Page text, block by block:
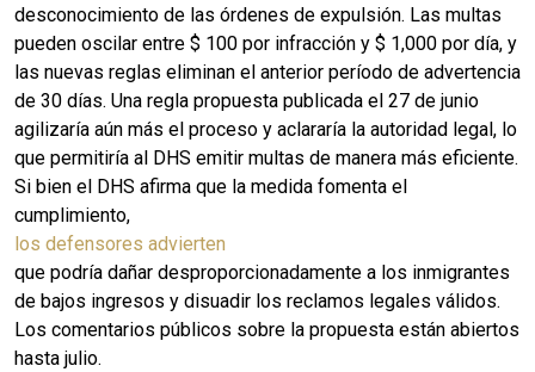
desconocimiento de las órdenes de expulsión. Las multas
pueden oscilar entre $ 100 por infracción y $ 1,000 por día, y
las nuevas reglas eliminan el anterior período de advertencia
de 30 días. Una regla propuesta publicada el 27 de junio
agilizaría aún más el proceso y aclararía la autoridad legal, lo
que permitiría al DHS emitir multas de manera más eficiente.
Si bien el DHS afirma que la medida fomenta el
cumplimiento,
los defensores advierten
que podría dañar desproporcionadamente a los inmigrantes
de bajos ingresos y disuadir los reclamos legales válidos.
Los comentarios públicos sobre la propuesta están abiertos
hasta julio.